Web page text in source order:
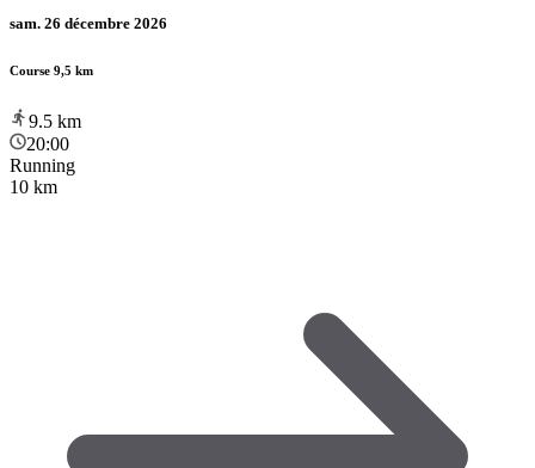
sam. 26 décembre 2026
Course 9,5 km
9.5 km
20:00
Running
10 km